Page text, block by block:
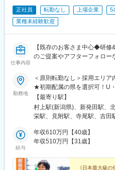
■育成体制：
これまで生命保険や金融業界
生命保険の基礎知識や当社
仕事内容などについて一から
践研修をご用意しています
で、安心して働ける環境です
■同ポジションの特徴・入社
・直接生命保険の販売を担
異動もありません。※多くの
ていただくことで、より大き
・当社は社歴、年齢、性別、
ロセスを正当に評価していま
女性管理職も積極的に登用し
正社員 転勤なし 上場企業 5
業種未経験歓迎
仕事内容
【既存のお客さま中心◆研
のご提案やアフターフォロー
勤務地
＜原則転勤なし＞採用エリ
★初期配属の県を選択可！U
便局内に設置されたかんぽ
野県■北陸エリア：富山県、
またはバイク、一部エリアは
ー等での育成プログラムに
が難しい場合はリモートプロ
【最寄り駅】
村上駅(新潟県)、新発田駅、
栄駅、見附駅、寺尾駅、吉田
駅、小出駅、市役所前駅(長
駅、今井駅、須坂駅、屋代駅
菜町駅、末広町駅(富山県)、
給与
年収610万円【40歳】
年収510万円【31歳】
《日本最大級の